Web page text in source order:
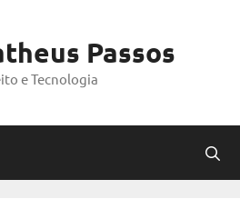
Passos
e Tecnologia